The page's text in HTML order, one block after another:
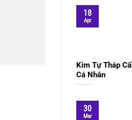
Kim Tự Tháp
Cá Nhân
18
Apr
30
Mar